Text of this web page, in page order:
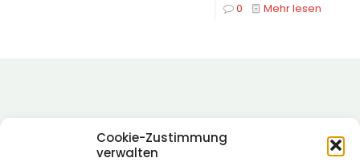
Cookie-Zustimmung
verwalten
0 Mehr lesen